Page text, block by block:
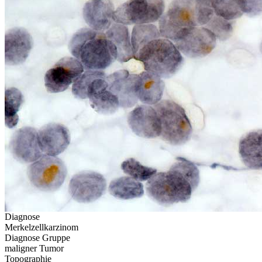
Diagnose
Merkelzellkarzinom
Diagnose Gruppe
maligner Tumor
Topographie